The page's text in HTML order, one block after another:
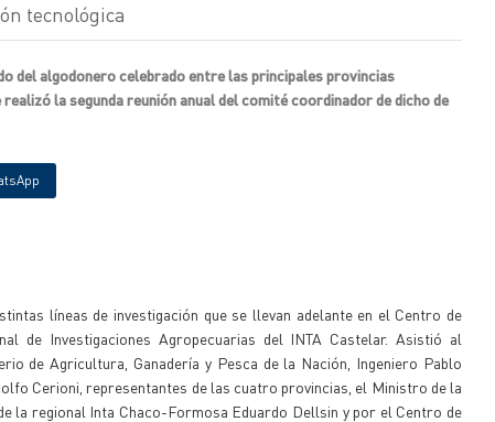
tecnológica
del algodonero celebrado entre las principales provincias
la segunda reunión anual del comité coordinador de dicho de
líneas de investigación que se llevan adelante en el Centro de
de Investigaciones Agropecuarias del INTA Castelar. Asistió al
de Agricultura, Ganadería y Pesca de la Nación, Ingeniero Pablo
Cerioni, representantes de las cuatro provincias, el Ministro de la
la regional Inta Chaco-Formosa Eduardo Dellsin y por el Centro de